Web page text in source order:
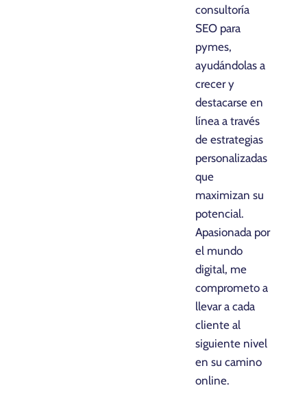
consultoría
SEO para
pymes,
ayudándolas a
crecer y
destacarse en
línea a través
de estrategias
personalizadas
que
maximizan su
potencial.
Apasionada por
el mundo
digital, me
comprometo a
llevar a cada
cliente al
siguiente nivel
en su camino
online.